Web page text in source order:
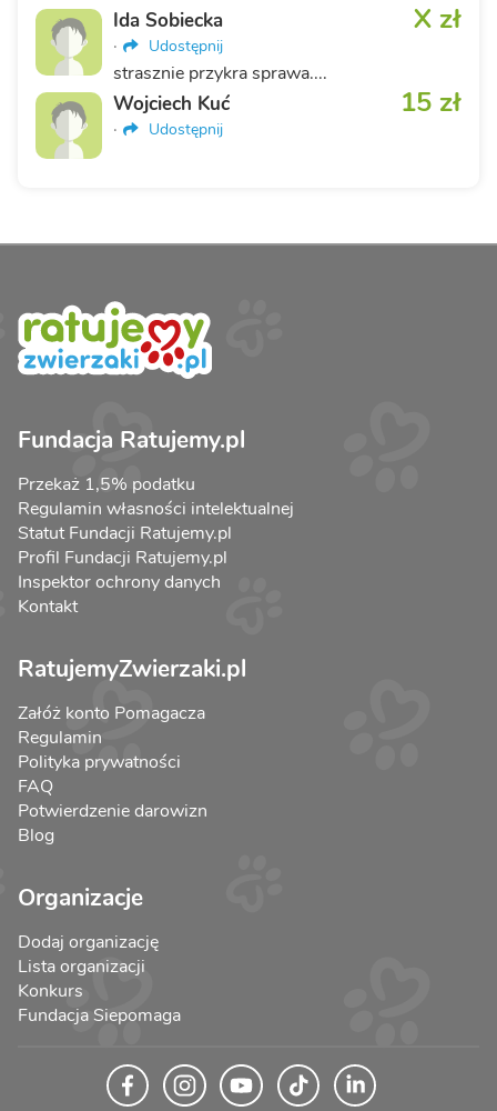
X zł
Ida Sobiecka
· Udostępnij
strasznie przykra sprawa....
15 zł
Wojciech Kuć
· Udostępnij
Fundacja Ratujemy.pl
Przekaż 1,5% podatku
Regulamin własności intelektualnej
Statut Fundacji Ratujemy.pl
Profil Fundacji Ratujemy.pl
Inspektor ochrony danych
Kontakt
RatujemyZwierzaki.pl
Załóż konto Pomagacza
Regulamin
Polityka prywatności
FAQ
Potwierdzenie darowizn
Blog
Organizacje
Dodaj organizację
Lista organizacji
Konkurs
Fundacja Siepomaga